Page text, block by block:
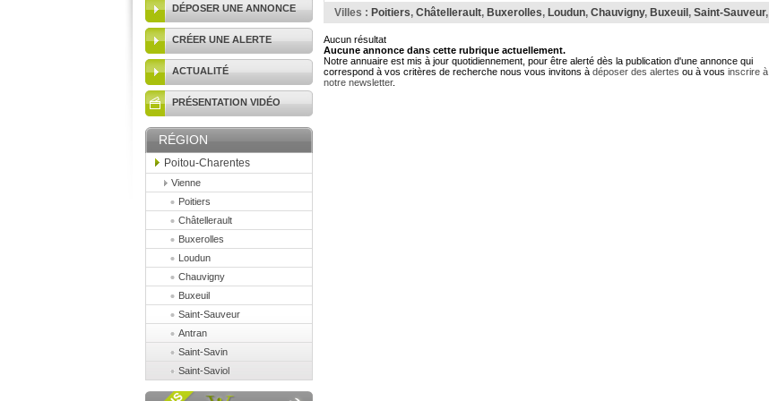
DÉPOSER UNE ANNONCE
CRÉER UNE ALERTE
ACTUALITÉ
PRÉSENTATION VIDÉO
RÉGION
Poitou-Charentes
Vienne
Poitiers
Châtellerault
Buxerolles
Loudun
Chauvigny
Buxeuil
Saint-Sauveur
Antran
Saint-Savin
Saint-Saviol
Villes : Poitiers, Châtellerault, Buxerolles, Loudun, Chauvigny, Buxeuil , Saint-Sauveur,
Aucun résultat
Aucune annonce dans cette rubrique actuellement.
Notre annuaire est mis à jour quotidiennement, pour être alerté dès la publication d'une annonce qui
correspond à vos critères de recherche nous vous invitons à déposer des alertes ou à vous inscrire à
notre newsletter.